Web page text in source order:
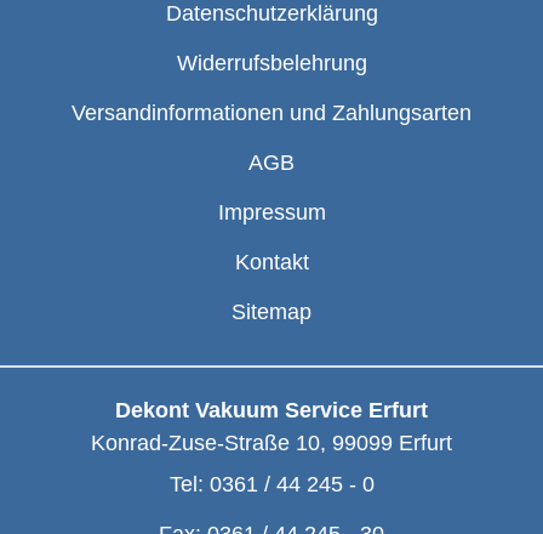
Datenschutzerklärung
Widerrufsbelehrung
Versandinformationen und Zahlungsarten
AGB
Impressum
Kontakt
Sitemap
Dekont Vakuum Service Erfurt
Konrad-Zuse-Straße 10, 99099 Erfurt
Tel: 0361 / 44 245 - 0